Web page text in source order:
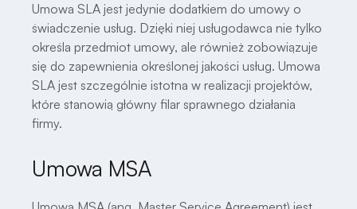
Umowa SLA jest jedynie dodatkiem do umowy o
świadczenie usług. Dzięki niej usługodawca nie tylko
określa przedmiot umowy, ale również zobowiązuje
się do zapewnienia określonej jakości usług. Umowa
SLA jest szczególnie istotna w realizacji projektów,
które stanowią główny filar sprawnego działania
firmy.
Umowa MSA